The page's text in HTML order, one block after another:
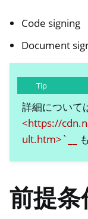
Code signing
Document
Tip
詳細について
<https://
ult.htm>`__
前提条